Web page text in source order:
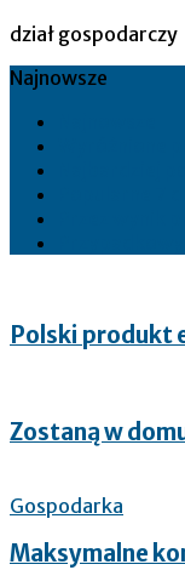
dział gospodarczy
Najnowsze
Polski produkt
Zostaną w
Gospodarka
Maksymalne